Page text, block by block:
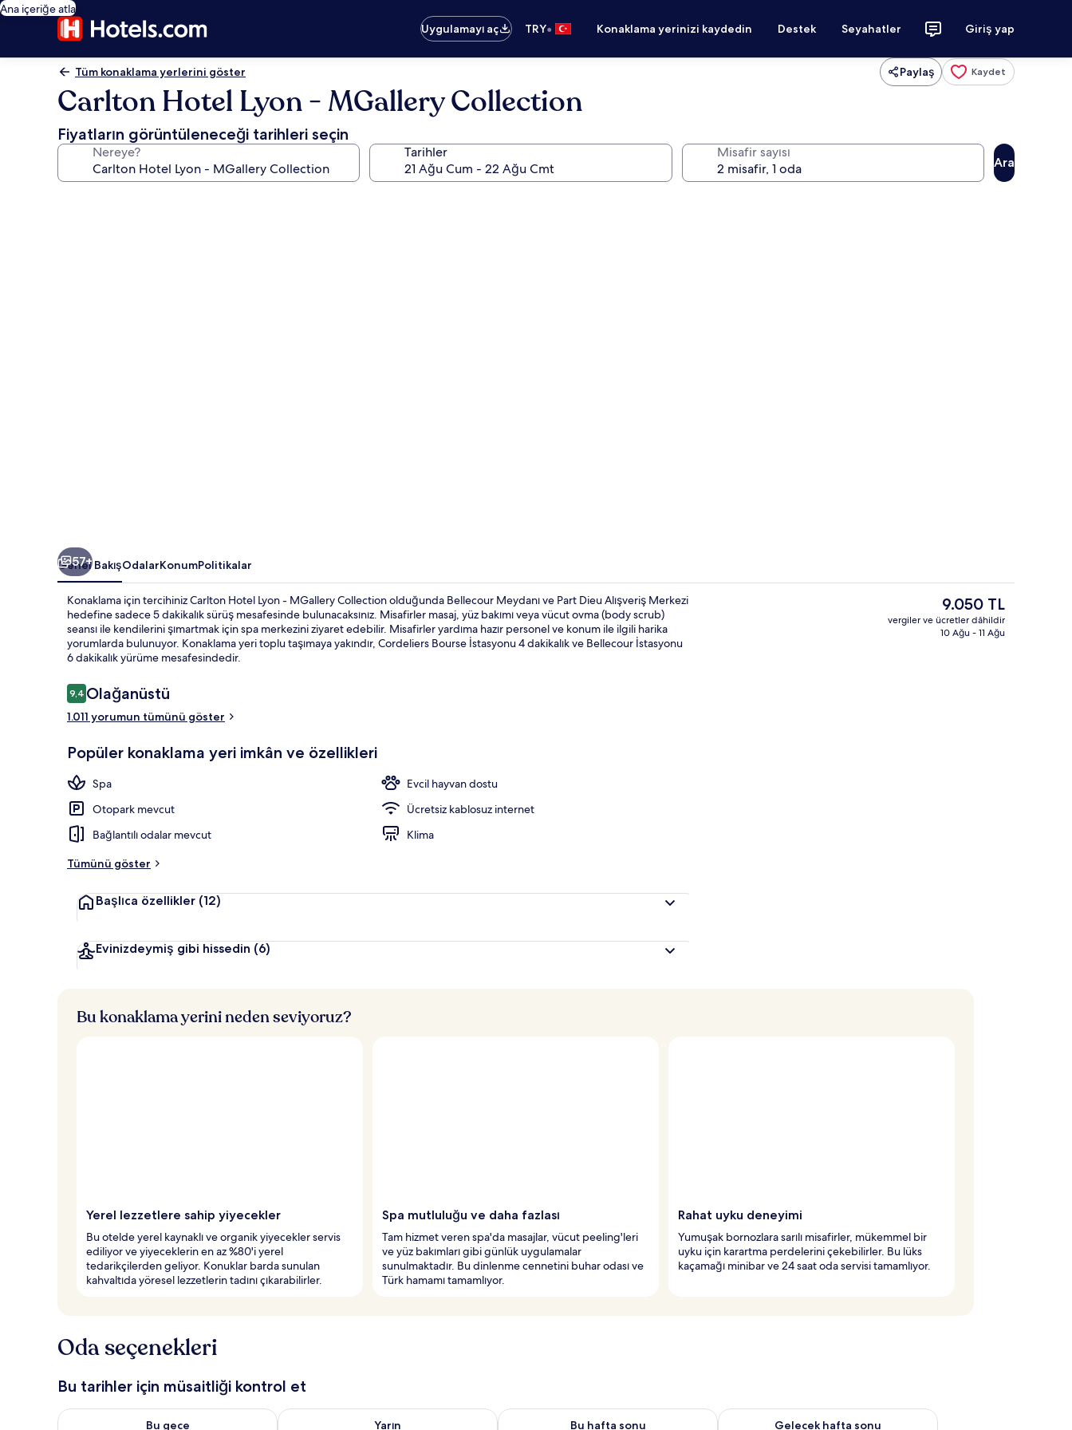
Ana içeriğe atla
Uygulamayı aç
TRY• Konaklama yerinizi kaydedin Destek Seyahatler Giriş yap
Tüm konaklama yerlerini göster Paylaş Kaydet
Carlton Hotel Lyon - MGallery Collection
Fiyatların görüntüleneceği tarihleri seçin
Nereye? Tarihler Misafir sayısı
Ara
Konaklama yerinin ön cephesi - akşam/gece
57+
Genel BakışOdalarKonumPolitikalar
Konaklama için tercihiniz Carlton Hotel Lyon - MGallery Collection olduğunda Bellecour Meydanı ve Part Dieu Alışveriş Merkezi
hedefine sadece 5 dakikalık sürüş mesafesinde bulunacaksınız. Misafirler masaj, yüz bakımı veya vücut ovma (body scrub)
seansı ile kendilerini şımartmak için spa merkezini ziyaret edebilir. Misafirler yardıma hazır personel ve konum ile ilgili harika
yorumlarda bulunuyor. Konaklama yeri toplu taşımaya yakındır, Cordeliers Bourse İstasyonu 4 dakikalık ve Bellecour İstasyonu
6 dakikalık yürüme mesafesindedir.
Yorumlar
9,49,4/10
Olağanüstü
1.011 yorumun tümünü göster
Popüler konaklama yeri imkân ve özellikleri
Spa
Evcil hayvan dostu
Otopark mevcut
Ücretsiz kablosuz internet
Bağlantılı odalar mevcut
Klima
Tümünü göster
Başlıca özellikler (12)
Evinizdeymiş gibi hissedin (6)
Şu
anki
fiyat
9.050 TL
vergiler ve ücretler dâhildir
10 Ağu - 11 Ağu
Bu konaklama yerini neden seviyoruz?
Yerel lezzetlere sahip yiyecekler
Bu otelde yerel kaynaklı ve organik yiyecekler servis
ediliyor ve yiyeceklerin en az %80'i yerel
tedarikçilerden geliyor. Konuklar barda sunulan
kahvaltıda yöresel lezzetlerin tadını çıkarabilirler.
Spa mutluluğu ve daha fazlası
Tam hizmet veren spa'da masajlar, vücut peeling'leri
ve yüz bakımları gibi günlük uygulamalar
sunulmaktadır. Bu dinlenme cennetini buhar odası ve
Türk hamamı tamamlıyor.
Rahat uyku deneyimi
Yumuşak bornozlara sarılı misafirler, mükemmel bir
uyku için karartma perdelerini çekebilirler. Bu lüks
kaçamağı minibar ve 24 saat oda servisi tamamlıyor.
Oda seçenekleri
Bu tarihler için müsaitliği kontrol et
Bu gece
Bu gece için müsaitliği kontrol et Ağu 7 - Ağu 8
Yarın
Yarın için müsaitliği kontrol et Ağu 8 - Ağu 9
Bu hafta sonu
Bu hafta sonu için müsaitliği kontrol et Ağu 7 - Ağu 9
Gelecek hafta sonu
Önümüzdeki hafta sonu için müsaitliği kontrol et Ağu 14 -